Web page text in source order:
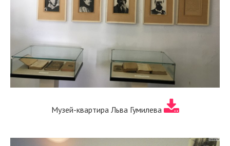
Музей-квартира Льва Гумилева